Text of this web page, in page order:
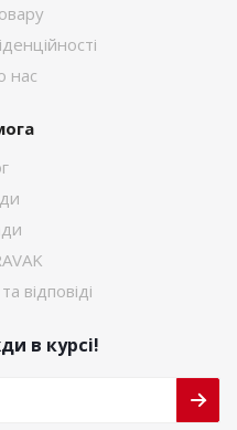
нас
відповіді
в курсі!